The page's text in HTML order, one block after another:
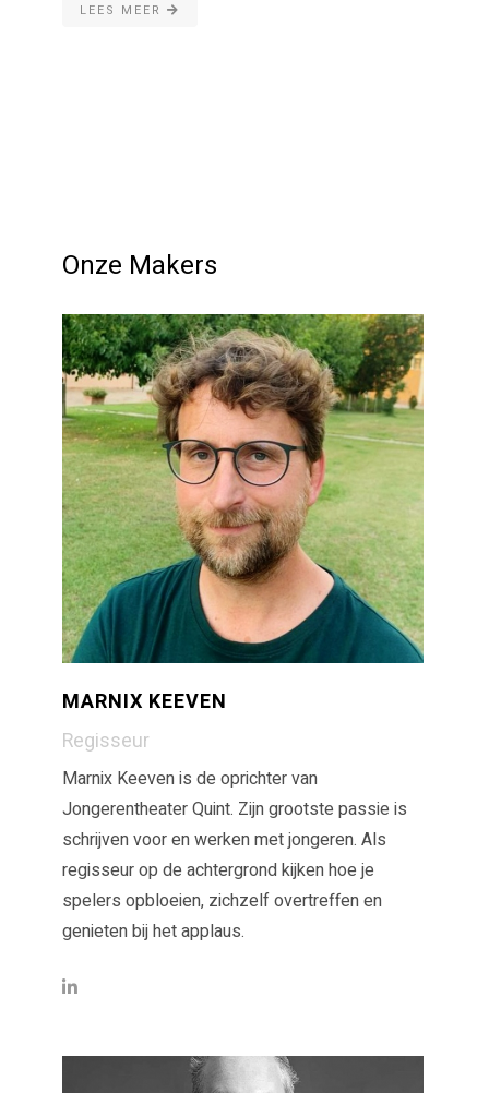
LEES MEER
Onze Makers
MARNIX KEEVEN
Regisseur
Marnix Keeven is de oprichter van
Jongerentheater Quint. Zijn grootste passie is
schrijven voor en werken met jongeren. Als
regisseur op de achtergrond kijken hoe je
spelers opbloeien, zichzelf overtreffen en
genieten bij het applaus.